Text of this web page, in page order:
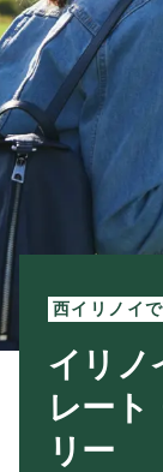
イリノ
レート
リー
西イリノイ